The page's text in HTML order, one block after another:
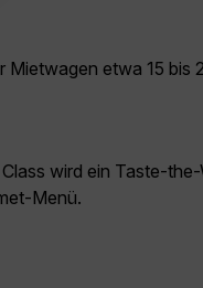
etwa 15 bis
wird ein Taste-
Menü.